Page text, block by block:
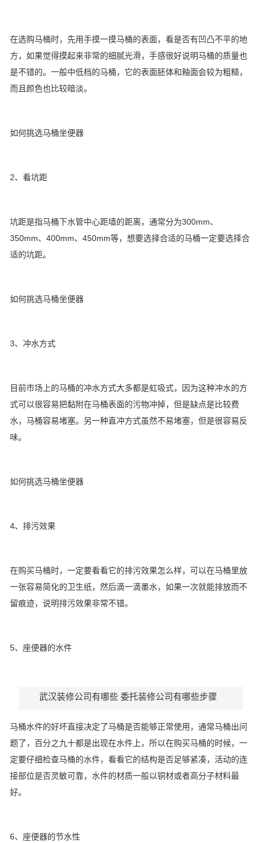
在选购马桶时，先用手摸一摸马桶的表面，看是否有凹凸不平的地
方，如果觉得摸起来非常的细腻光滑，手感很好说明马桶的质量也
是不错的。一般中低档的马桶，它的表面胚体和釉面会较为粗糙，
而且颜色也比较暗淡。
如何挑选马桶坐便器
2、看坑距
坑距是指马桶下水管中心距墙的距离，通常分为300mm、
350mm、400mm、450mm等，想要选择合适的马桶一定要选择合
适的坑距。
如何挑选马桶坐便器
3、冲水方式
目前市场上的马桶的冲水方式大多都是虹吸式，因为这种冲水的方
式可以很容易把黏附在马桶表面的污物冲掉，但是缺点是比较费
水，马桶容易堵塞。另一种直冲方式虽然不易堵塞，但是很容易反
味。
如何挑选马桶坐便器
4、排污效果
在购买马桶时，一定要看看它的排污效果怎么样，可以在马桶里放
一张容易简化的卫生纸，然后滴一滴墨水，如果一次就能排放而不
留痕迹，说明排污效果非常不错。
5、座便器的水件
武汉装修公司有哪些 委托装修公司有哪些步骤
马桶水件的好坏直接决定了马桶是否能够正常使用，通常马桶出问
题了，百分之九十都是出现在水件上，所以在购买马桶的时候，一
定要仔细检查马桶的水件，看看它的结构是否足够紧凑，活动的连
接部位是否灵敏可靠，水件的材质一般以铜材或者高分子材料最
好。
6、座便器的节水性